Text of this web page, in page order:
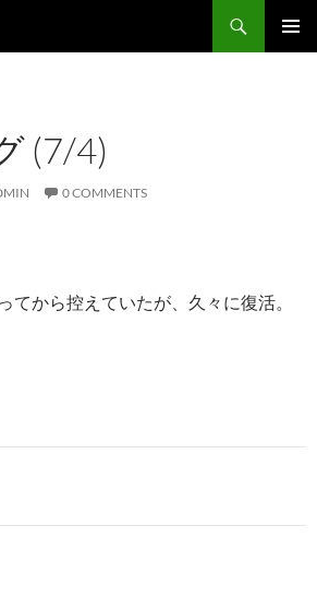
(7/4)
0 COMMENTS
てから控えていたが、久々に復活。